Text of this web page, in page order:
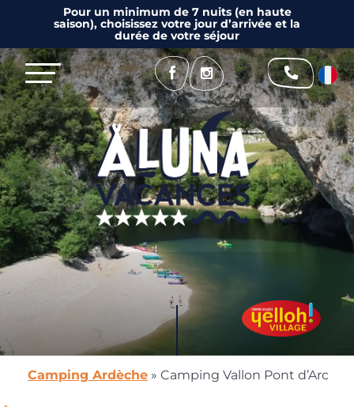
Pour un minimum de 7 nuits (en haute
saison), choisissez votre jour d’arrivée et la
durée de votre séjour
Camping Ardèche » Camping Vallon Pont d’Arc